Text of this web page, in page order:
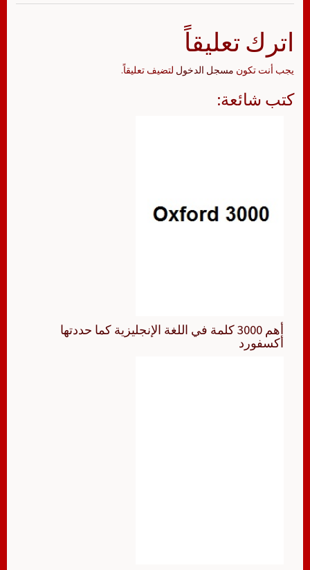
اترك تعليقاً
يجب أنت تكون مسجل الدخول لتضيف تعليقاً.
كتب شائعة:
أهم 3000 كلمة في اللغة الإنجليزية كما حددتها
أكسفورد